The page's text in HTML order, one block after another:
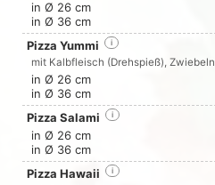
in Ø 26 cm
in Ø 36 cm
Pizza Yummi
i
mit Kalbfleisch (Drehspieß), Zwiebeln
in Ø 26 cm
in Ø 36 cm
Pizza Salami
i
in Ø 26 cm
in Ø 36 cm
Pizza Hawaii
i